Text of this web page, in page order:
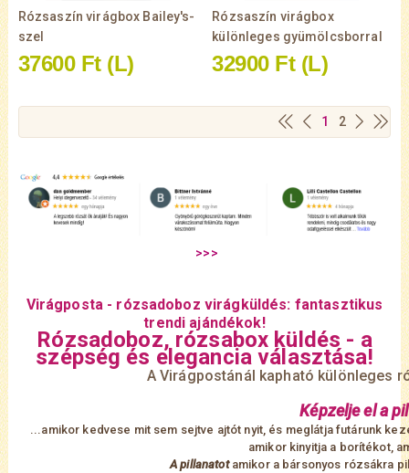
Rózsaszín virágbox Bailey's-
szel
37600 Ft (L)
Rózsaszín virágbox
különleges gyümölcsborral
32900 Ft (L)
1 2
Virágposta - rózsadoboz virágküldés: fantasztikus
trendi ajándékok!
Rózsadoboz, rózsabox küldés - a
szépség és elegancia választása!
A Virágpostánál kapható különleges
Képzelje el a
...amikor kedvese mit sem sejtve ajtót nyit, és meglátja futárunk
amikor kinyitja a borítékot,
A pillanatotamikor a bársonyos rózsákra